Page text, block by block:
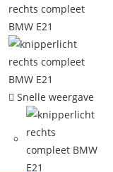
Snelle weergave